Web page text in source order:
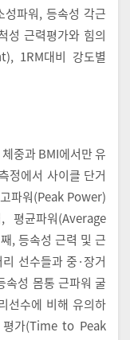
성파워, 등속성 각근
성 근력평가와 힘의
1RM대비 강도별
중과 BMI에서만 유
정에서 사이클 단거
파워(Peak Power)
평균파워(Average
, 등속성 근력 및 근
선수들과 중·장거
속성 몸통 근파워 굴
선수에 비해 유의하
평가(Time to Peak